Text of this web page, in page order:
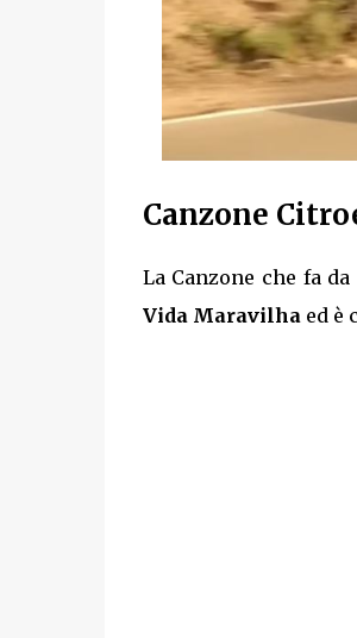
Canzone
La Canzone che fa
Vida Maravilhaed è